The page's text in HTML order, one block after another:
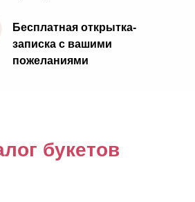
Бесплатная открытка-
записка с вашими
пожеланиями
букетов